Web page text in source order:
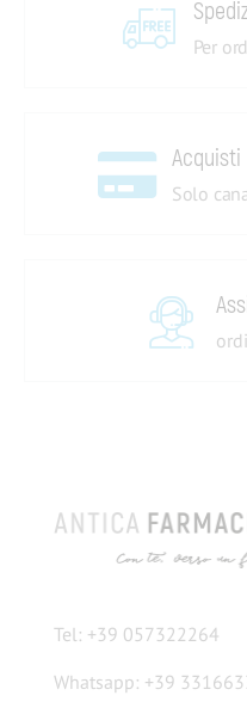
Per
Solo
Tel: +39 057322264
Whatsapp: +39